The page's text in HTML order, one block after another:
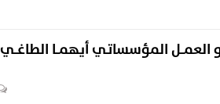
المؤسساتـي أيهمــا الطاغــي